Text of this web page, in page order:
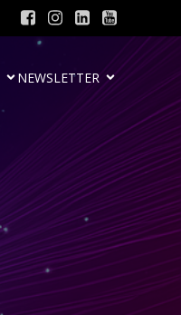
NEWSLETTER